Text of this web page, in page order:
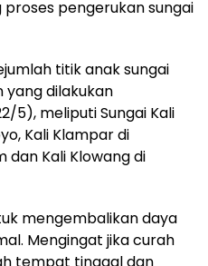
pengerukan sungai
titik anak sungai
yang dilakukan
5), meliputi Sungai Kali
Kali Klampar di
dan Kali Klowang di
mengembalikan daya
Mengingat jika curah
tempat tinggal dan